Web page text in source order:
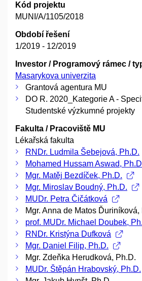
Kód projektu
MUNI/A/1105/2018
Období řešení
1/2019 - 12/2019
Investor / Programový rámec /
Masarykova univerzita
Grantová agentura MU
DO R. 2020_Kategorie A -
Studentské výzkumné projekty
Fakulta / Pracoviště MU
Lékařská fakulta
RNDr. Ludmila Šebejová, Ph.D.
Mohamed Hussam Aswad,
Mgr. Matěj Bezdíček, Ph.D.
Mgr. Miroslav Boudný, Ph.D.
MUDr. Petra Čičátková
Mgr. Anna de Matos Ďuriníková,
prof. MUDr. Michael Doubek,
RNDr. Kristýna Dufková
Mgr. Daniel Filip, Ph.D.
Mgr. Zdeňka Herudková, Ph.D.
MUDr. Štěpán Hrabovský, Ph.D.